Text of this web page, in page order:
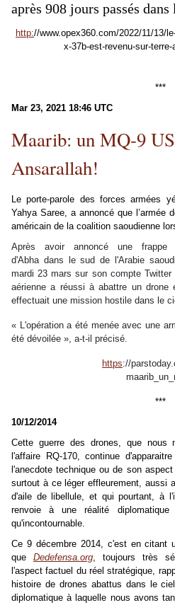
après 908 jours passés dans
http://www.opex360.com/2022/11/13/
x-37b-est-revenu-sur-
***
Mar 23, 2021 18:46 UTC
Maarib: un MQ-9
Ansarallah!
Le porte-parole des forces armées
Yahya Saree, a annoncé que l’armée
américain de la coalition saoudienne
Après avoir annoncé une frappe
d'Abha dans le sud de l'Arabie
mardi 23 mars sur son compte
aérienne a réussi à abattre un drone
effectuait une mission hostile dans le
« L'opération a été menée avec une
été dévoilée », a-t-il précisé.
https://
***
10/12/2014
Cette guerre des drones, que nous
l'affaire RQ-170, continue
l'anecdote technique ou de son
surtout à ce léger effleurement, aussi
d'aile de libellule, et qui pourtant, à
renvoie à une réalité
qu'incontournable.
Ce 9 décembre 2014, c'est en citant
que Dedefensa.org, toujours très
l'aspect factuel du réel stratégique,
histoire de drones abattus dans le
diplomatique à laquelle nous avons